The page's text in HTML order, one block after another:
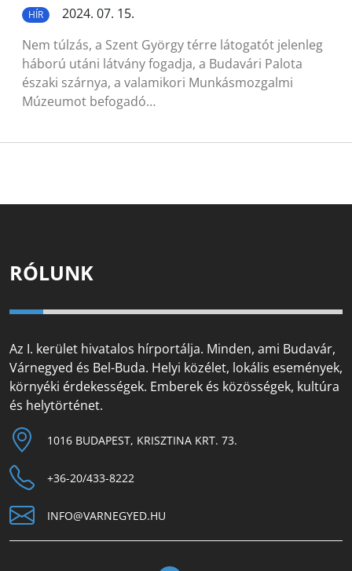
HÍR
2024. 07. 15.
Nem túlzás, a Szent György térre látogatót jelenleg
háború utáni látvány fogadja, a Budavári Palota
északi szárnya, a valamikori Munkásmozgalmi
Múzeumot befogadó…
RÓLUNK
Az I. kerület hivatalos hírportálja. Minden, ami Budavár,
Várnegyed és Bel-Buda. Helyi közélet, lokális események,
környéki érdekességek. Emberek és közösségek, kultúra
és helytörténet.
1016 BUDAPEST, KRISZTINA KRT. 73.
+36-20/433-8222
INFO@VARNEGYED.HU